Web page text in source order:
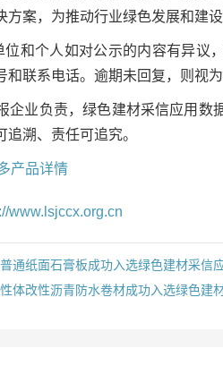
案，为推动行业绿色发展和建
和个人如对公示的内容有异议
联系电话。逾期未回复，则视为
企业负责，绿色建材采信应用数
溯、责任可追究。
产品详情
www.lsjccx.org.cn
通纸面石膏板成功入选绿色建材采信
体改性沥青防水卷材成功入选绿色建